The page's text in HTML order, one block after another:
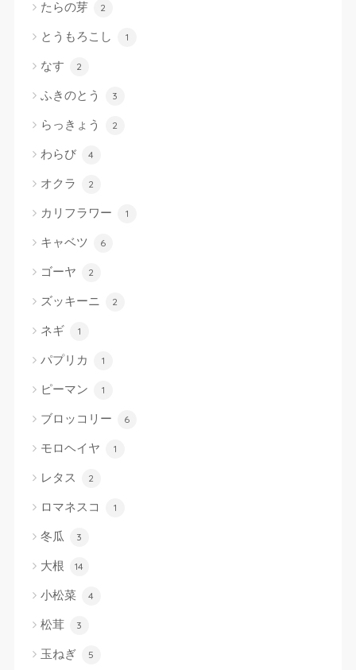
たらの芽 2
とうもろこし 1
なす 2
ふきのとう 3
らっきょう 2
わらび 4
オクラ 2
カリフラワー 1
キャベツ 6
ゴーヤ 2
ズッキーニ 2
ネギ 1
パプリカ 1
ピーマン 1
ブロッコリー 6
モロヘイヤ 1
レタス 2
ロマネスコ 1
冬瓜 3
大根 14
小松菜 4
松茸 3
玉ねぎ 5